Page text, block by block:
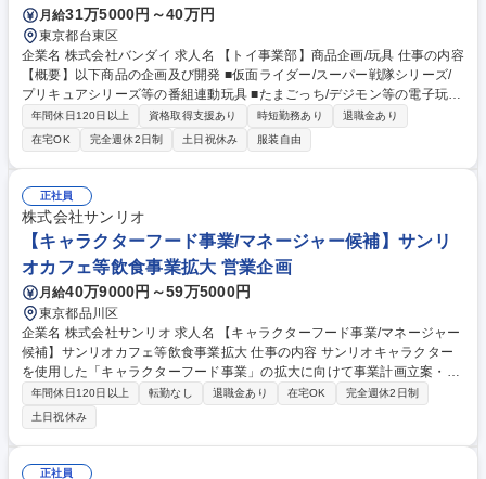
月給31万5000円～40万円
東京都台東区
企業名 株式会社バンダイ 求人名 【トイ事業部】商品企画/玩具 仕事の内容
【概要】以下商品の企画及び開発 ■仮面ライダー/スーパー戦隊シリーズ/
プリキュアシリーズ等の番組連動玩具 ■たまごっち/デジモン等の電子玩具
■幼児向け玩具 ■ファンシーキャラクター/新規オリジナル玩具 ※ご入社後
はアシスタントとして、業務全体の流れを修得いただきます ※従来の子供
向け番組の他、ハイターゲット作品も担当頂く場合もございます 【詳細】
・テレビ、配信、映画などの番組と連動したなりきり玩具のMD・企画開
発、プロデュース担当 ・IPのキャラクター性を活かした玩具企画の提案・
開発 ・番組映像制作会社、企画ブレーン会社、生産メーカー、社内との調
整および交渉業務 募集職種 【トイ事業部】商品企画/玩具
年間休日120日以上 資格取得支援あり 時短勤務あり
退職金あり
在宅OK
完全週休2日制 土日祝休み 服装自由
正社員
株式会社サンリオ
【キャラクターフード事業/マネージャー候補】サンリ
オカフェ等飲食事業拡大 営業企画
月給40万9000円～59万5000円
東京都品川区
企業名 株式会社サンリオ 求人名 【キャラクターフード事業/マネージャー
候補】サンリオカフェ等飲食事業拡大 仕事の内容 サンリオキャラクター
を使用した「キャラクターフード事業」の拡大に向けて事業計画立案・プ
レゼン・実行を担っていただきます。まだスタートしたばかりの事業の拡
大＆確立に関わるポジションです。 【詳細】■事業全般（運営・営業・販
売計画・企画立案・商品開発など）■飲食事業拡大に向けて事業計画の作
成（長期・中期・短期）■拡大に向けての現状のサンリオフード事業の内
容の把握とルールやマニュアルの整備■拡大に向けての「ＦＣ契約書」お
年間休日120日以上 転勤なし 退職金あり 在宅OK
完全週休2日制
土日祝休み
正社員